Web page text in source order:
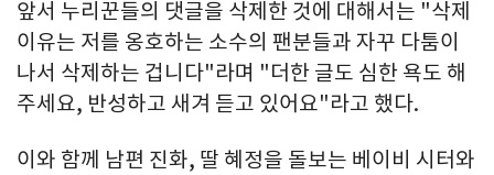
앞서 누리꾼들의 댓글을 삭제한 것에 대해서는 "삭제
이유는 저를 옹호하는 소수의 팬분들과 자꾸 다툼이
나서 삭제하는 겁니다"라며 "더한 글도 심한 욕도 해
주세요, 반성하고 새겨 듣고 있어요"라고 했다.
이와 함께 남편 진화, 딸 혜정을 돌보는 베이비 시터와